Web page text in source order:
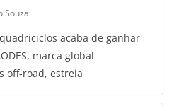
Souza
acaba de ganhar
marca global
off-road, estreia